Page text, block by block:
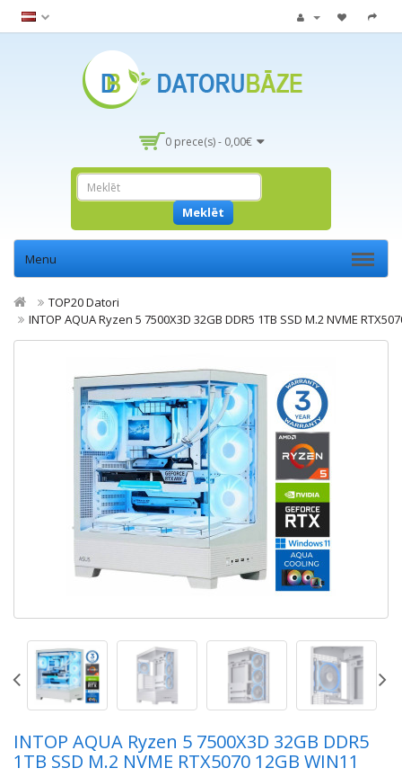
0 prece(s) - 0,00€
Meklēt
Menu
TOP20 Datori
INTOP AQUA Ryzen 5 7500X3D 32GB DDR5 1TB SSD M.2 NVME
INTOP AQUA Ryzen 5 7500X3D 32GB DDR5
1TB SSD M.2 NVME RTX5070 12GB WIN11